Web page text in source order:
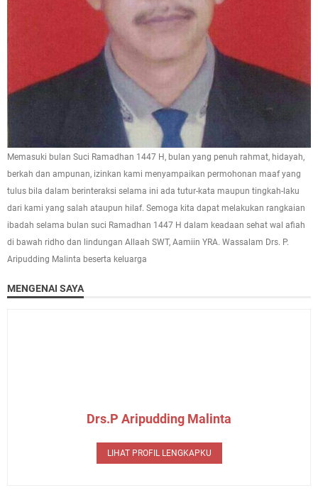
Memasuki bulan Suci Ramadhan 1447 H, bulan yang penuh rahmat, hidayah,
berkah dan ampunan, izinkan kami menyampaikan permohonan maaf yang
tulus bila dalam berinteraksi selama ini ada tutur-kata maupun tingkah-laku
dari kami yang salah ataupun hilaf. Semoga kita dapat melakukan rangkaian
ibadah selama bulan suci Ramadhan 1447 H dalam keadaan sehat wal afiah
di bawah ridho dan lindungan Allaah SWT, Aamiin YRA. Wassalam Drs. P.
Aripudding Malinta beserta keluarga
MENGENAI SAYA
Drs.P Aripudding Malinta
LIHAT PROFIL LENGKAPKU